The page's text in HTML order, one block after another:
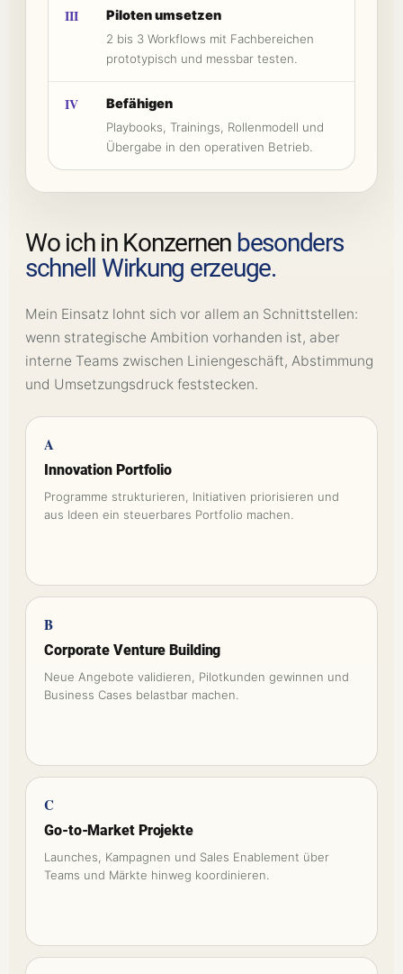
III Piloten umsetzen
2 bis 3 Workflows mit Fachbereichen
prototypisch und messbar testen.
IV Befähigen
Playbooks, Trainings, Rollenmodell und
Übergabe in den operativen Betrieb.
Wo ich in Konzernen besonders
schnell Wirkung erzeuge.
Mein Einsatz lohnt sich vor allem an Schnittstellen:
wenn strategische Ambition vorhanden ist, aber
interne Teams zwischen Liniengeschäft, Abstimmung
und Umsetzungsdruck feststecken.
A
Innovation Portfolio
Programme strukturieren, Initiativen priorisieren und
aus Ideen ein steuerbares Portfolio machen.
B
Corporate Venture Building
Neue Angebote validieren, Pilotkunden gewinnen und
Business Cases belastbar machen.
C
Go-to-Market Projekte
Launches, Kampagnen und Sales Enablement über
Teams und Märkte hinweg koordinieren.